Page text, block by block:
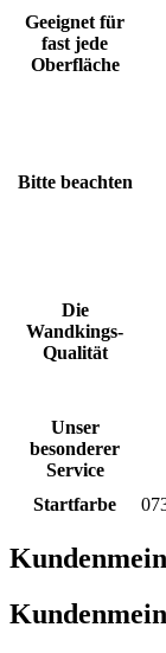
Geeignet für
fast jede
Oberfläche
Bitte beachten
Die
Wandkings-
Qualität
Unser
besonderer
Service
Startfarbe